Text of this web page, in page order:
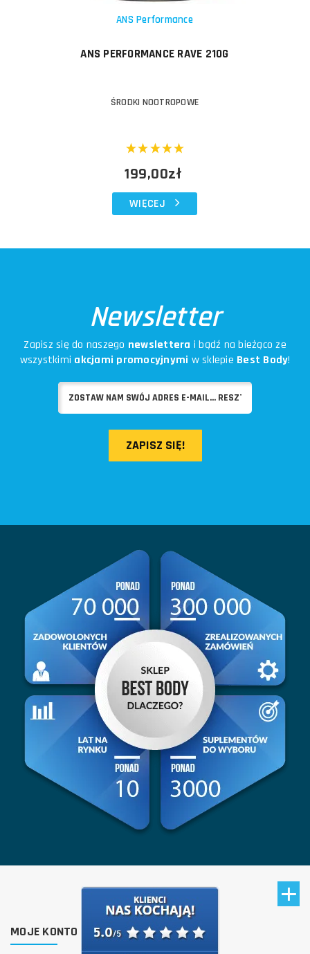
ANS Performance
ANS PERFORMANCE RAVE 210G
ŚRODKI NOOTROPOWE
199,00zł
WIĘCEJ
Newsletter
Zapisz się do naszego newslettera i bądź na bieżąco ze
wszystkimi akcjami promocyjnymi w sklepie Best Body!
ZAPISZ SIĘ!
MOJE KONTO